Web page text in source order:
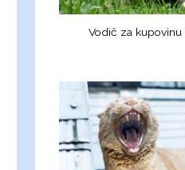
Vodič za kupovinu